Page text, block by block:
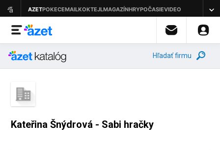
Hľadať firmu
Kateřina Šnýdrová - Sabi hračky